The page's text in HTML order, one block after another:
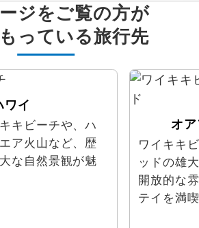
ジをご覧の方が
っている旅行先
ワイ
キビーチや、ハ
ア火山など、歴
な自然景観が魅
オ
ワイキキ
ッドの雄
開放的な
テイを満